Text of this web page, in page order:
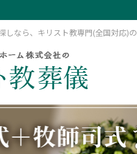
しなら、キリスト教専門(全国対応)